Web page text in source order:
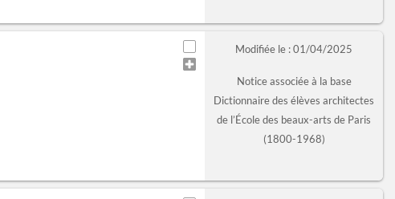
Modifiée le : 01/04/2025
Notice associée à la base
Dictionnaire des élèves architectes
de l’École des beaux-arts de Paris
(1800-1968)